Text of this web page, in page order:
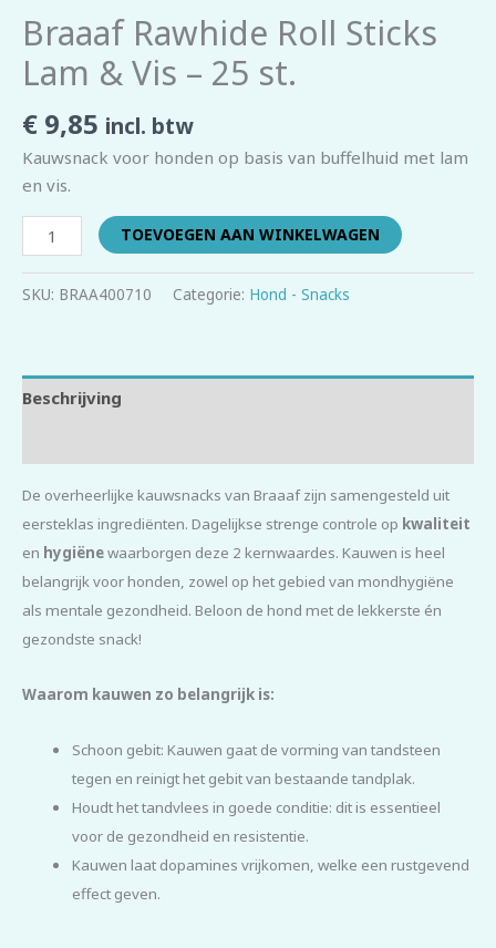
Braaaf Rawhide Roll Sticks
Lam & Vis – 25 st.
€ 9,85 incl. btw
Kauwsnack voor honden op basis van buffelhuid met lam
en vis.
TOEVOEGEN AAN WINKELWAGEN
SKU: BRAA400710 Categorie: Hond - Snacks
Beschrijving
De overheerlijke kauwsnacks van Braaaf zijn samengesteld uit
eersteklas ingrediënten. Dagelijkse strenge controle op kwaliteit
en hygiënewaarborgen deze 2 kernwaardes. Kauwen is heel
belangrijk voor honden, zowel op het gebied van mondhygiëne
als mentale gezondheid. Beloon de hond met de lekkerste én
gezondste snack!
Waarom kauwen zo belangrijk is:
Schoon gebit: Kauwen gaat de vorming van tandsteen
tegen en reinigt het gebit van bestaande tandplak.
Houdt het tandvlees in goede conditie: dit is essentieel
voor de gezondheid en resistentie.
Kauwen laat dopamines vrijkomen, welke een rustgevend
effect geven.